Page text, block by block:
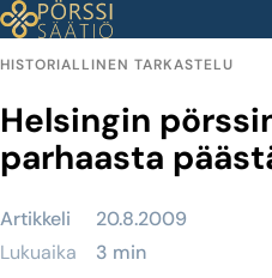
Siirry
sisältöön
HISTORIALLINEN TARKASTELU
Helsingin
parhaasta
Artikkeli
20.8.2009
Lukuaika
3 min